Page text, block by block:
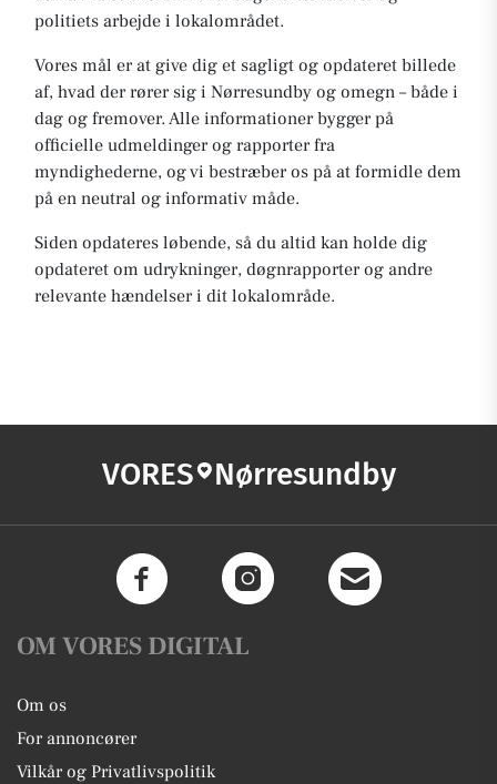
politiets arbejde i lokalområdet.
Vores mål er at give dig et sagligt og opdateret billede
af, hvad der rører sig i Nørresundby og omegn – både i
dag og fremover. Alle informationer bygger på
officielle udmeldinger og rapporter fra
myndighederne, og vi bestræber os på at formidle dem
på en neutral og informativ måde.
Siden opdateres løbende, så du altid kan holde dig
opdateret om udrykninger, døgnrapporter og andre
relevante hændelser i dit lokalområde.
VORES Nørresundby
OM VORES DIGITAL
Om os
For annoncører
Vilkår og Privatlivspolitik